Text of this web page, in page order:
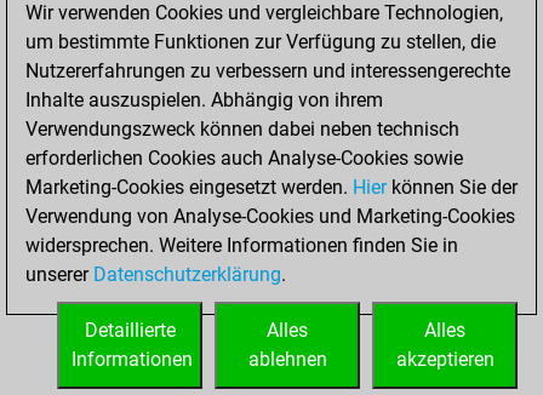
Bauernopfer
7
Matt auf vollem Brett
0
Bauer setzt Matt
Erstickte Matts
Unterverwandlungen
0
Türme auf der siebten
0
STARTSEITE
Wir verwenden Cookies und vergleichbare Technologien,
um bestimmte Funktionen zur Verfügung zu stellen, die
Nutzererfahrungen zu verbessern und interessengerechte
Inhalte auszuspielen. Abhängig von ihrem
Verwendungszweck können dabei neben technisch
erforderlichen Cookies auch Analyse-Cookies sowie
Marketing-Cookies eingesetzt werden. Hierkönnen Sie der
Verwendung von Analyse-Cookies und Marketing-Cookies
widersprechen. Weitere Informationen finden Sie in
unserer Datenschutzerklärung.
Alles
akzeptieren
Alles
ablehnen
Detaillierte
Informationen